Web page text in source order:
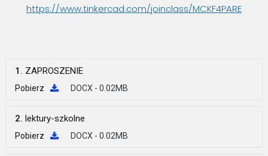
https://www.tinkercad.com/joinclass/MCKF4PARE
1. ZAPROSZENIE
Pobierz DOCX - 0.02MB
2. lektury-szkolne
Pobierz DOCX - 0.02MB